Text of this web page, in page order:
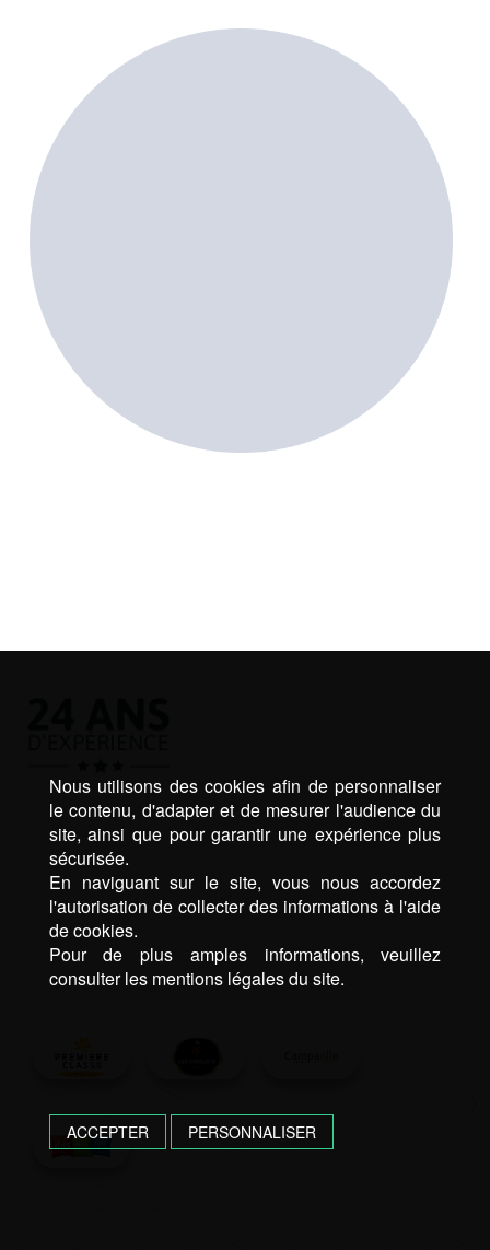
Nous utilisons des cookies afin de personnaliser
le contenu, d'adapter et de mesurer l'audience du
site, ainsi que pour garantir une expérience plus
sécurisée.
En naviguant sur le site, vous nous accordez
l'autorisation de collecter des informations à l'aide
de cookies.
Pour de plus amples informations, veuillez
consulter les mentions légales du site.
ACCEPTER PERSONNALISER